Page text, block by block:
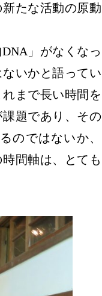
たな活動の原動
」がなくなっ
いかと語ってい
まで長い時間を
題であり、その
のではないか、
間軸は、とても